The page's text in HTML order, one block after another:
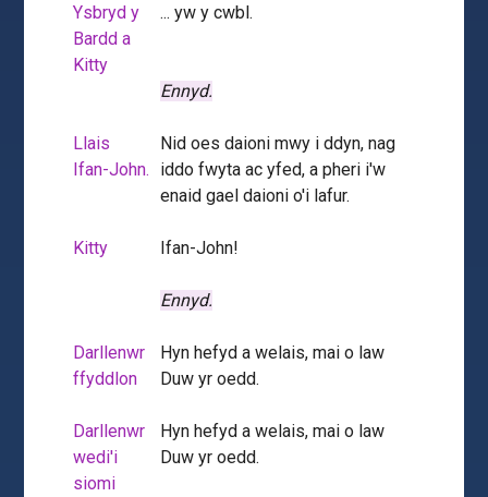
Ysbryd y
Bardd a
Kitty
... yw y cwbl.
Ennyd.
Llais
Ifan-John.
Nid oes daioni mwy i ddyn, nag
iddo fwyta ac yfed, a pheri i'w
enaid gael daioni o'i lafur.
Kitty Ifan-John!
Ennyd.
Darllenwr
ffyddlon
Hyn hefyd a welais, mai o law
Duw yr oedd.
Darllenwr
wedi'i
siomi
Hyn hefyd a welais, mai o law
Duw yr oedd.